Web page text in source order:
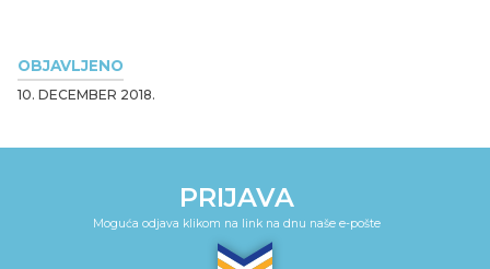
OBJAVLJENO
10. DECEMBER 2018.
PRIJAVA
Moguća odjava klikom na link na dnu naše e-pošte